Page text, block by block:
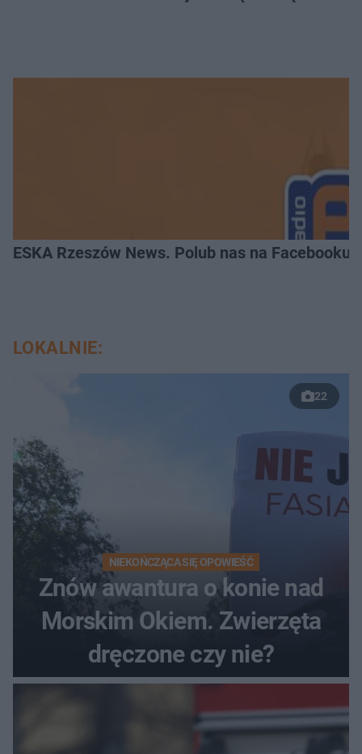
ESKA Rzeszów News. Polub nas na Facebooku!
LOKALNIE:
22
NIEKOŃCZĄCA SIĘ OPOWIEŚĆ
Znów awantura o konie nad
Morskim Okiem. Zwierzęta
dręczone czy nie?